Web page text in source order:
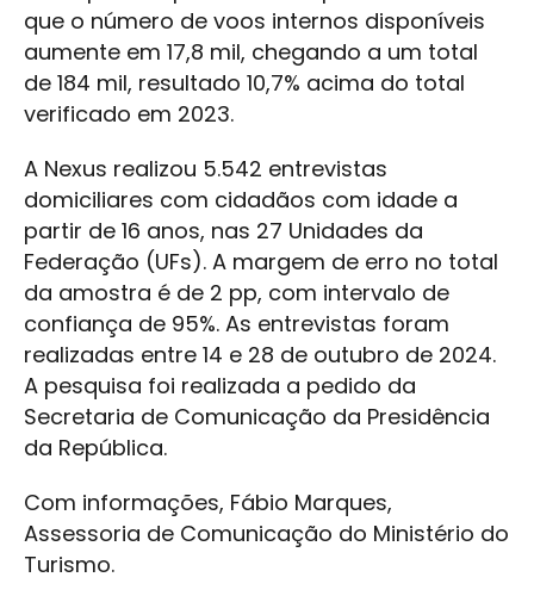
que o número de voos internos disponíveis
aumente em 17,8 mil, chegando a um total
de 184 mil, resultado 10,7% acima do total
verificado em 2023.
A Nexus realizou 5.542 entrevistas
domiciliares com cidadãos com idade a
partir de 16 anos, nas 27 Unidades da
Federação (UFs). A margem de erro no total
da amostra é de 2 pp, com intervalo de
confiança de 95%. As entrevistas foram
realizadas entre 14 e 28 de outubro de 2024.
A pesquisa foi realizada a pedido da
Secretaria de Comunicação da Presidência
da República.
Com informações, Fábio Marques,
Assessoria de Comunicação do Ministério do
Turismo.